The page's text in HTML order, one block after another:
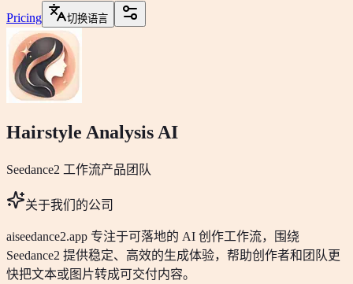
Pricing 切换语言
Hairstyle Analysis AI
Seedance2 工作流产品团队
关于我们的公司
aiseedance2.app 专注于可落地的 AI 创作工作流，围绕
Seedance2 提供稳定、高效的生成体验，帮助创作者和团队更
快把文本或图片转成可交付内容。